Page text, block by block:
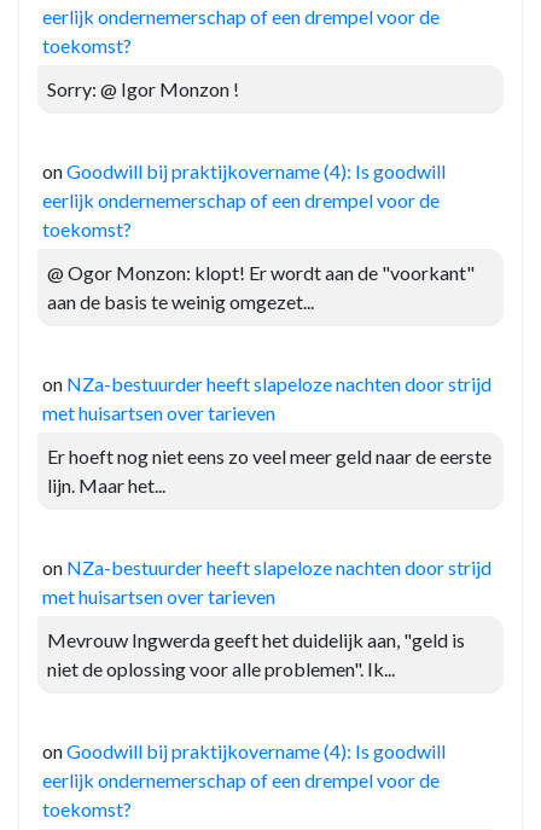
eerlijk ondernemerschap of een drempel voor de
toekomst?
Sorry: @ Igor Monzon !
onGoodwill bij praktijkovername (4): Is goodwill
eerlijk ondernemerschap of een drempel voor de
toekomst?
@ Ogor Monzon: klopt! Er wordt aan de "voorkant"
aan de basis te weinig omgezet...
on NZa-bestuurder heeft slapeloze nachten door strijd
met huisartsen over tarieven
Er hoeft nog niet eens zo veel meer geld naar de eerste
lijn. Maar het...
on NZa-bestuurder heeft slapeloze nachten door strijd
met huisartsen over tarieven
Mevrouw Ingwerda geeft het duidelijk aan, "geld is
niet de oplossing voor alle problemen". Ik...
onGoodwill bij praktijkovername (4): Is goodwill
eerlijk ondernemerschap of een drempel voor de
toekomst?